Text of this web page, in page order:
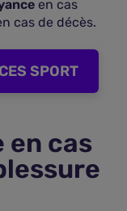
en cas
cas de décès.
SPORT
en cas